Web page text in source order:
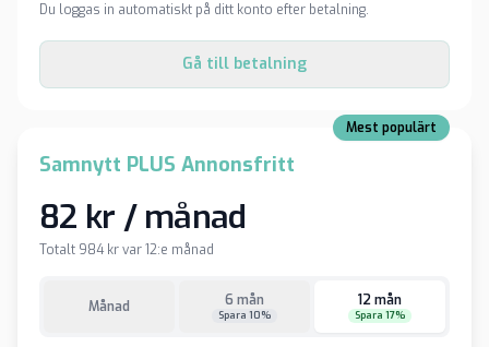
Du loggas in automatiskt på ditt konto efter betalning.
Gå till betalning
Mest populärt
Samnytt PLUS Annonsfritt
82 kr / månad
Totalt 984 kr var 12:e månad
Månad 6 mån
Spara 10%
12 mån
Spara 17%